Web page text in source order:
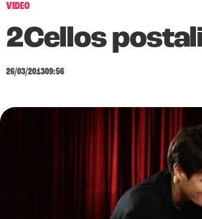
VIDEO
2Cellos
26/03/201309:56